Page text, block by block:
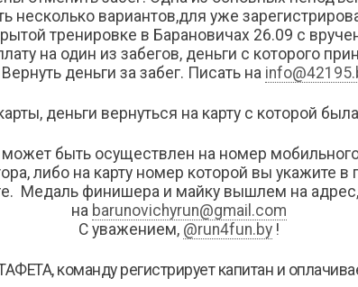
несколько вариантов,для уже
тренировке в Барановичах 26.09 с
на один из забегов, деньги с которого
Вернуть деньги за забег. Писать на
деньги вернуться на карту с которой
быть осуществлен на номер
либо на карту номер которой вы укажите в
Медаль финишера и майку вышлем на
на barunovichyrun@gmail.com
С уважением, @run4fun.by!
команду регистрирует капитан и